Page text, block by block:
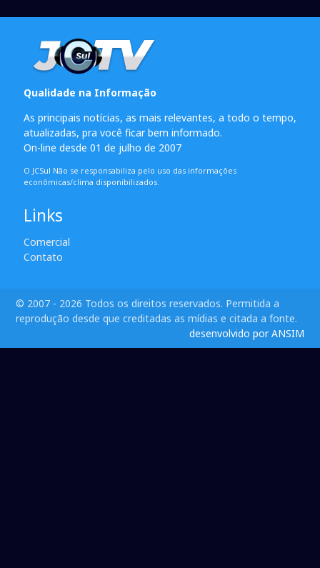
Qualidade na Informação
As principais notícias, as mais relevantes, a todo o tempo,
atualizadas, pra você ficar bem informado.
On-line desde 01 de julho de 2007
O JCSul Não se responsabiliza pelo uso das informações
econômicas/clima disponibilizados.
Links
Comercial
Contato
© 2007 - 2026 Todos os direitos reservados. Permitida a
reprodução desde que creditadas as mídias e citada a fonte.
desenvolvido por ANSIM